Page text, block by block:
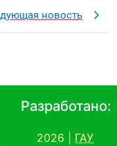
новость
Разработано:
2026 |
ГАУ